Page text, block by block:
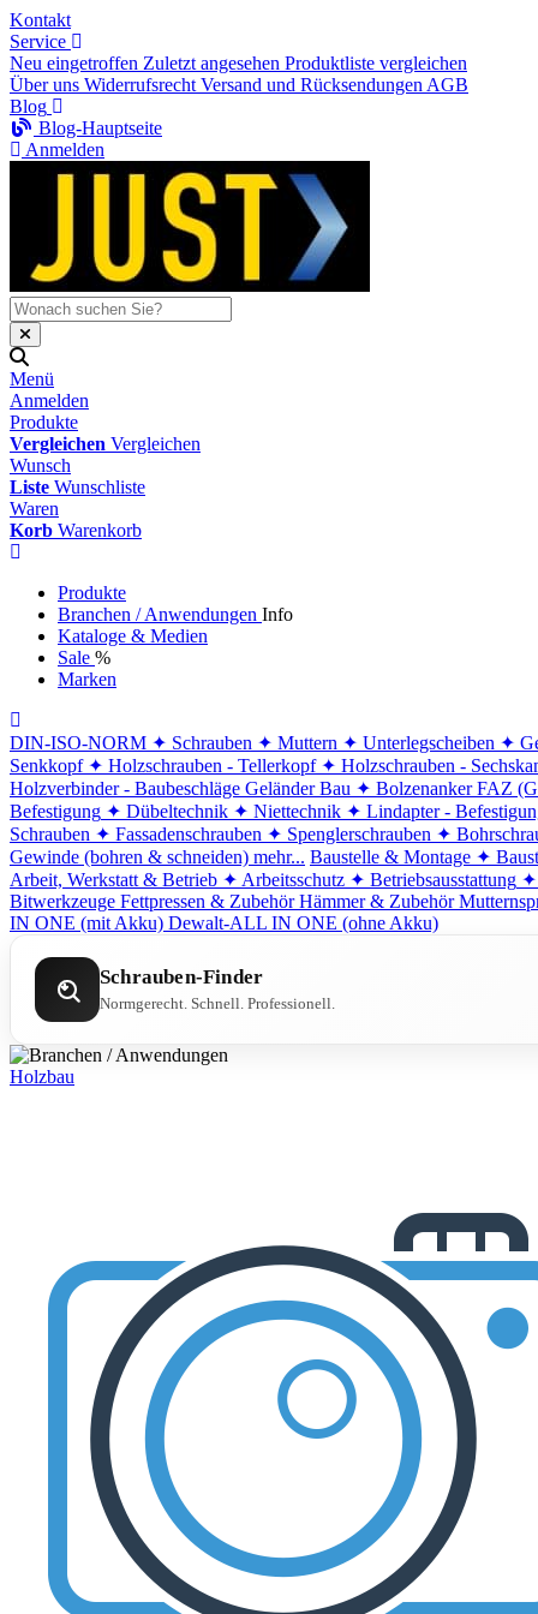
Kontakt
Service
Neu eingetroffen Zuletzt angesehen Produktliste vergleichen
Über uns Widerrufsrecht Versand und Rücksendungen AGB
Blog
Blog-Hauptseite
Anmelden
Menü
Anmelden
Produkte
Vergleichen Vergleichen
Wunsch
Liste Wunschliste
Waren
Korb Warenkorb
Produkte
Branchen / Anwendungen Info
Kataloge & Medien
Sale %
Marken
DIN-ISO-NORM ✦ Schrauben ✦ Muttern ✦ Unterlegscheiben ✦
Senkkopf ✦ Holzschrauben - Tellerkopf ✦ Holzschrauben -
Holzverbinder - Baubeschläge Geländer Bau ✦ Bolzenanker FAZ
Befestigung ✦ Dübeltechnik ✦ Niettechnik ✦ Lindapter -
Schrauben ✦ Fassadenschrauben ✦ Spenglerschrauben ✦
Gewinde (bohren & schneiden) mehr... Baustelle & Montage ✦
Arbeit, Werkstatt & Betrieb ✦ Arbeitsschutz ✦ Betriebsausstattung ✦
Bitwerkzeuge Fettpressen & Zubehör Hämmer & Zubehör
IN ONE (mit Akku) Dewalt-ALL IN ONE (ohne Akku)
Schrauben-Finder
Normgerecht. Schnell. Professionell.
Holzbau